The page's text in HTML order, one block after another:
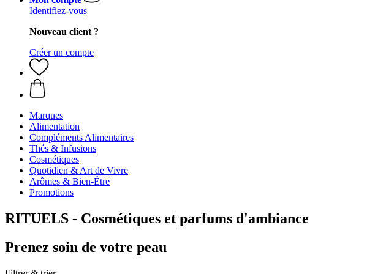
Identifiez-vous
Nouveau client ?
Créer un compte
Marques
Alimentation
Compléments Alimentaires
Thés & Infusions
Cosmétiques
Quotidien & Art de Vivre
Arômes & Bien-Être
Promotions
RITUELS - Cosmétiques et parfums d'ambiance
Prenez soin de votre peau